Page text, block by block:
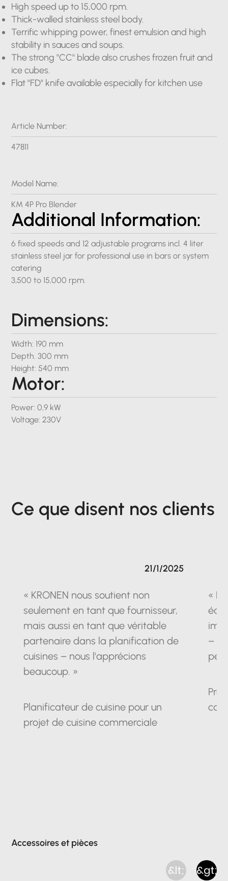
High speed up to 15,000 rpm.
Thick-walled stainless steel body.
Terrific whipping power, finest emulsion and high
stability in sauces and soups.
The strong "CC" blade also crushes frozen fruit and
ice cubes.
Flat "FD" knife available especially for kitchen use
Article Number:
47811
Model Name:
KM 4P Pro Blender
Additional Information:
6 fixed speeds and 12 adjustable programs incl. 4 liter
stainless steel jar for professional use in bars or system
catering
3,500 to 15,000 rpm.
Dimensions:
Width: 190 mm
Depth. 300 mm
Height: 540 mm
Motor:
Power: 0,9 kW
Voltage: 230V
Ce que disent nos clients
« KRONEN nous soutient non
seulement en tant que fournisseur,
mais aussi en tant que véritable
partenaire dans la planification de
cuisines – nous l'apprécions
beaucoup. »
Planificateur de cuisine pour un
projet de cuisine commerciale
21/1/2025
«
–
Accessoires et pièces
&lt; &gt;